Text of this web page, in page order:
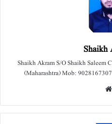
Shaikh
Shaikh Akram S/O Shaikh Saleem
(Maharashtra) Mob:
e